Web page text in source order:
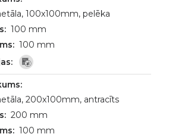
100x100mm, pelēka
100 mm
100 mm
200x100mm, antracīts
200 mm
100 mm